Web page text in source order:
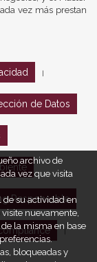
vez más prestan
de Datos
Responsable
archivo de
vez que visita
su actividad en
nuevamente,
la misma en base
bloqueadas y